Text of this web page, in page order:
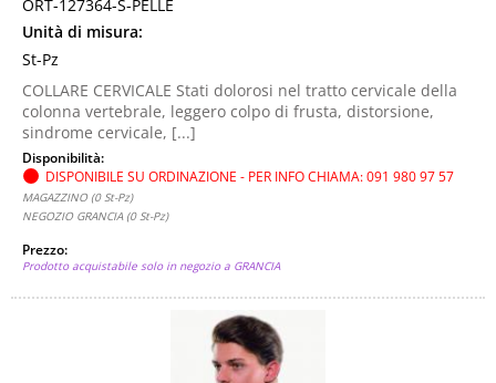
ORT-127364-S-PELLE
Unità di misura:
St-Pz
COLLARE CERVICALE Stati dolorosi nel tratto cervicale della
colonna vertebrale, leggero colpo di frusta, distorsione,
sindrome cervicale, [...]
Disponibilità:
DISPONIBILE SU ORDINAZIONE - PER INFO CHIAMA: 091 980 97 57
MAGAZZINO (0 St-Pz)
NEGOZIO GRANCIA (0 St-Pz)
Prezzo:
Prodotto acquistabile solo in negozio a GRANCIA